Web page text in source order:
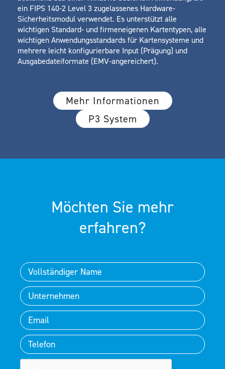
ein FIPS 140-2 Level 3 zugelassenes Hardware-
Sicherheitsmodul verwendet. Es unterstützt alle
wichtigen Standard- und firmeneigenen Kartentypen, alle
wichtigen Anwendungsstandards für Kartensysteme und
mehrere leicht konfigurierbare Input (Prägung) und
Ausgabedateiformate (EMV-angereichert).
Mehr Informationen
P3 System
Möchten Sie mehr
erfahren?